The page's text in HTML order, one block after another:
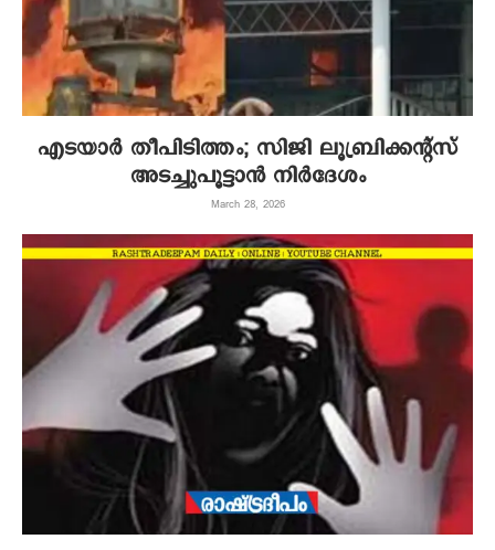
എടയാര്‍ തീപിടിത്തം; സിജി ലൂബ്രിക്കന്‍റ്സ്
അടച്ചുപൂട്ടാൻ നിർദേശം
March 28, 2026